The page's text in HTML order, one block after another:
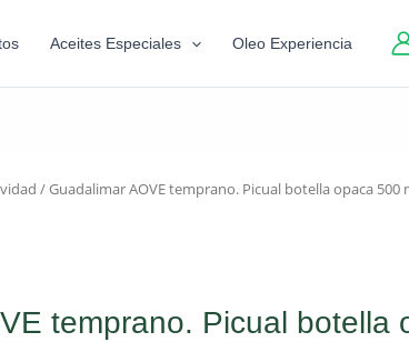
Aceites Especiales Oleo Experiencia
/ Guadalimar AOVE temprano. Picual botella opaca 500
temprano. Picual botella